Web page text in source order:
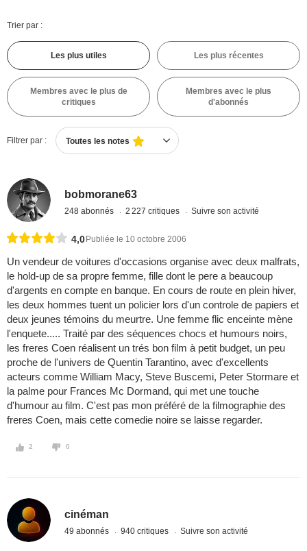
Trier par :
Les plus utiles Les plus récentes
Membres avec le plus de
critiques
Membres avec le plus
d'abonnés
Filtrer par : Toutes les notes
bobmorane63
248 abonnés 2 227 critiques Suivre son activité
4,0 Publiée le 10 octobre 2006
Un vendeur de voitures d'occasions organise avec deux malfrats,
le hold-up de sa propre femme, fille dont le pere a beaucoup
d'argents en compte en banque. En cours de route en plein hiver,
les deux hommes tuent un policier lors d'un controle de papiers et
deux jeunes témoins du meurtre. Une femme flic enceinte mène
l'enquete..... Traité par des séquences chocs et humours noirs,
les freres Coen réalisent un trés bon film à petit budget, un peu
proche de l'univers de Quentin Tarantino, avec d'excellents
acteurs comme William Macy, Steve Buscemi, Peter Stormare et
la palme pour Frances Mc Dormand, qui met une touche
d'humour au film. C'est pas mon préféré de la filmographie des
freres Coen, mais cette comedie noire se laisse regarder.
2 0
cinéman
49 abonnés 940 critiques Suivre son activité